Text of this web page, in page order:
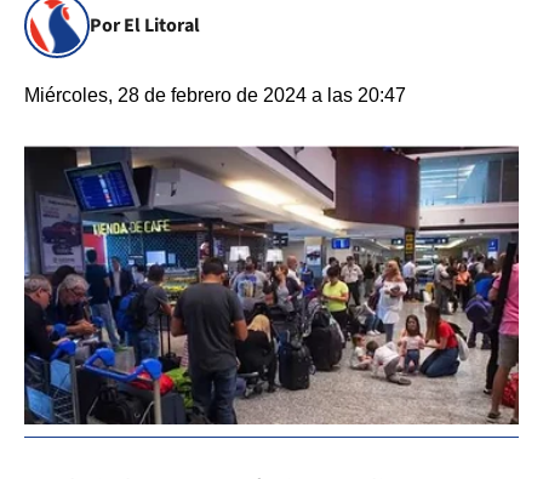
Por El Litoral
Miércoles, 28 de febrero de 2024 a las 20:47